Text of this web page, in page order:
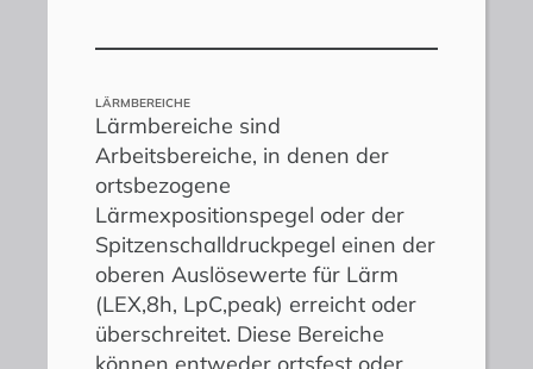
LÄRMBEREICHE
Lärmbereiche sind
Arbeitsbereiche, in denen der
ortsbezogene
Lärmexpositionspegel oder der
Spitzenschalldruckpegel einen der
oberen Auslösewerte für Lärm
(LEX,8h, LpC,peak) erreicht oder
überschreitet. Diese Bereiche
können entweder ortsfest oder